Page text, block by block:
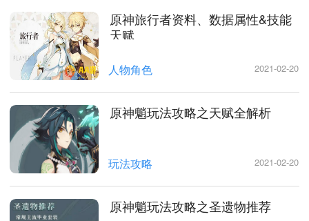
原神旅行者资料、数据属性&技能
天赋
人物角色 2021-02-20
原神魈玩法攻略之天赋全解析
玩法攻略 2021-02-20
原神魈玩法攻略之圣遗物推荐